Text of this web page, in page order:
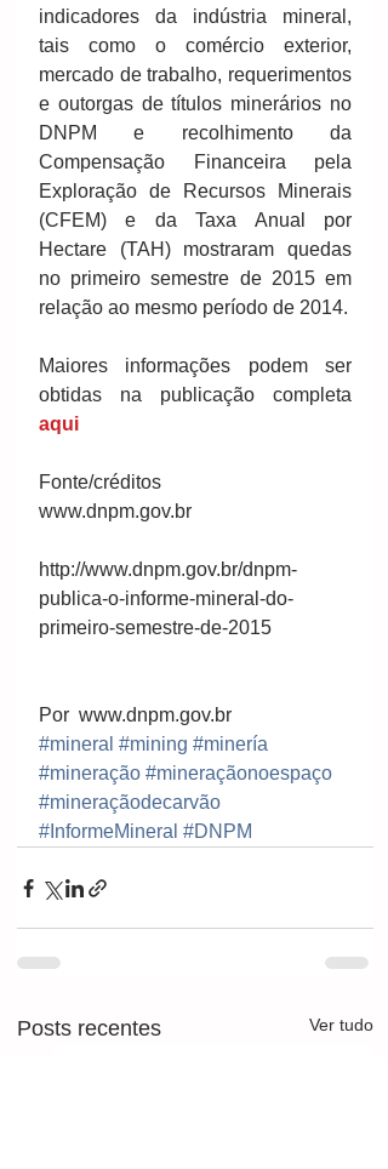
indicadores da indústria mineral,
tais como o comércio exterior,
mercado de trabalho, requerimentos
e outorgas de títulos minerários no
DNPM e recolhimento da
Compensação Financeira pela
Exploração de Recursos Minerais
(CFEM) e da Taxa Anual por
Hectare (TAH) mostraram quedas
no primeiro semestre de 2015 em
Maiores informações podem ser
obtidas na publicação completa
aqui
Fonte/créditos
www.dnpm.gov.br
http://www.dnpm.gov.br/dnpm-
publica-o-informe-mineral-do-
primeiro-semestre-de-2015
Por  www.dnpm.gov.br
#mineral #mining #minería
#mineração #mineraçãonoespaço
#mineraçãodecarvão
#InformeMineral #DNPM
Posts recentes Ver tudo